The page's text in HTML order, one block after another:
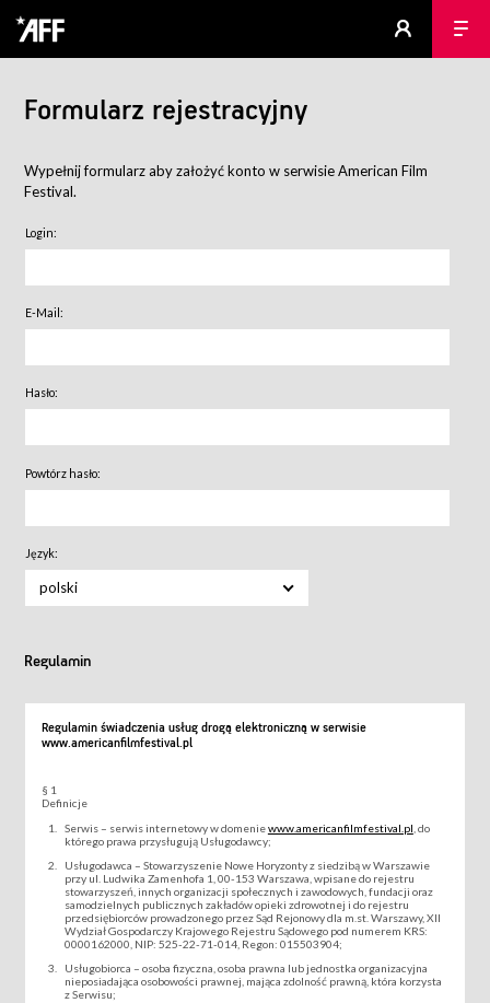
Formularz rejestracyjny
Wypełnij formularz aby założyć konto w serwisie American Film
Festival.
Login:
E-Mail:
Hasło:
Powtórz hasło:
Język:
polski
Regulamin
Regulamin świadczenia usług drogą elektroniczną w serwisie
www.americanfilmfestival.pl
§ 1
Definicje
Serwis – serwis internetowy w domeniewww.americanfilmfestival.pl , do
którego prawa przysługują Usługodawcy;
Usługodawca – Stowarzyszenie Nowe Horyzonty z siedzibą w Warszawie
przy ul. Ludwika Zamenhofa 1, 00-153 Warszawa, wpisane do rejestru
stowarzyszeń, innych organizacji społecznych i zawodowych, fundacji oraz
samodzielnych publicznych zakładów opieki zdrowotnej i do rejestru
przedsiębiorców prowadzonego przez Sąd Rejonowy dla m.st. Warszawy, XII
Wydział Gospodarczy Krajowego Rejestru Sądowego pod numerem KRS:
0000162000, NIP: 525-22-71-014, Regon: 015503904;
Usługobiorca – osoba fizyczna, osoba prawna lub jednostka organizacyjna
nieposiadająca osobowości prawnej, mająca zdolność prawną, która korzysta
z Serwisu;